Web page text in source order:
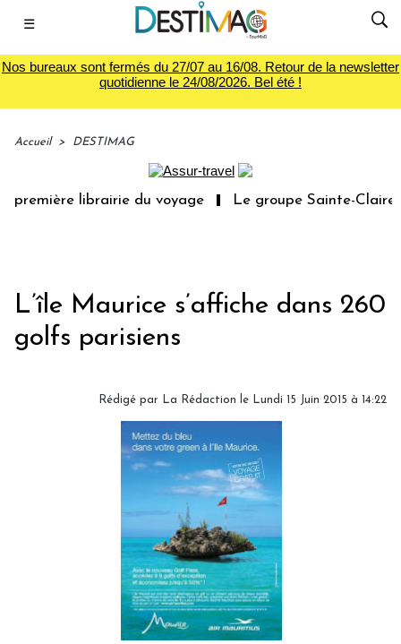
☰
Nos bureaux sont fermés du 27/07 au 16/08. Retour de la newsletter
quotidienne le 24/08/2026. Bel été !
Accueil > DESTIMAG
librairie du voyage Le groupe Sainte-Claire
L’île Maurice s’affiche dans 260
golfs parisiens
Rédigé par La Rédaction le Lundi 15 Juin 2015 à 14:22